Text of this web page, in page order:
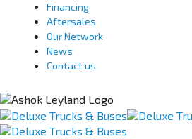
Financing
Aftersales
Our Network
News
Contact us